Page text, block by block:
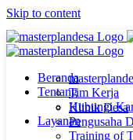
Skip to content
Beranda
TentangTim Kerja
Hubungi
Layanan
Klinik Desa
Pengusaha
Training of